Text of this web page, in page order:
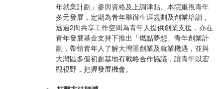
年就業計劃」參與資格及上調津貼。本院重視青年
多元發展，定期為青年舉辦生涯規劃及創業培訓，
透過2間共享工作空間為青年人提供創業支援，亦在
青年發展基金支持下推出「燃點夢想」青年創業計
劃，帶領青年人了解大灣區創業及就業機遇，並與
大灣區多個初創基地有戰略合作協議，讓青年以宏
觀視野，把握發展機會。